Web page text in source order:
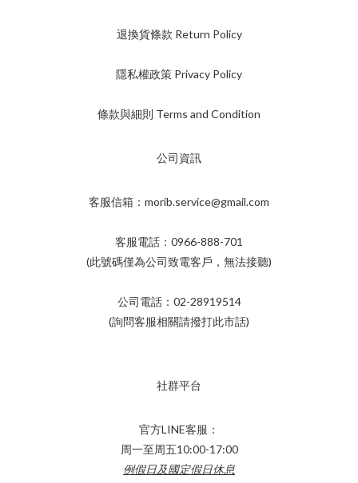
退換貨條款 Return Policy
隱私權政策 Privacy Policy
條款與細則 Terms and Condition
公司資訊
客服信箱：morib.service@gmail.com
客服電話：0966-888-701
(此號碼僅為公司致電客戶，無法接聽)
公司電話：02-28919514
(詢問客服相關請撥打此市話)
社群平台
官方LINE客服：
周一至周五10:00-17:00
例假日及國定假日休息